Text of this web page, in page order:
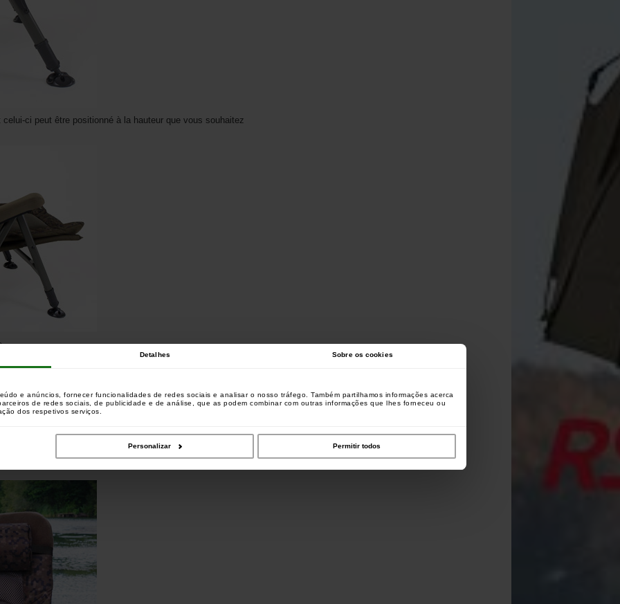
Detalhes Sobre os cookies
e anúncios, fornecer funcionalidades de redes sociais e analisar o nosso tráfego. Também partilhamos informações acerca
de redes sociais, de publicidade e de análise, que as podem combinar com outras informações que lhes forneceu ou
dos respetivos serviços.
Personalizar Permitir todos
ci peut être positionné à la hauteur que vous souhaitez
poches d’air
de confort